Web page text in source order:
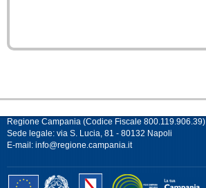
Regione Campania (Codice Fiscale 800.119.906.39)
Sede legale: via S. Lucia, 81 - 80132 Napoli
E-mail: info@regione.campania.it